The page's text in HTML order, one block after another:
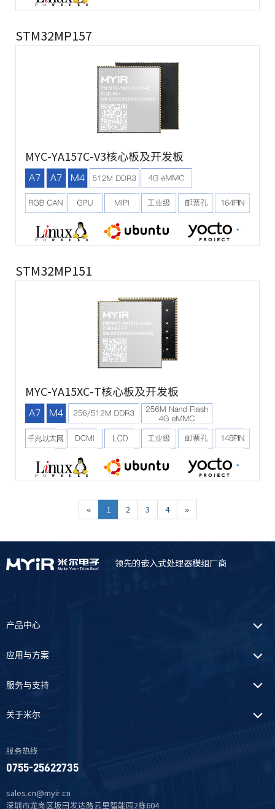
STM32MP157
MYC-YA157C-V3核心板及开发板
STM32MP151
MYC-YA15XC-T核心板及开发板
« 1 2 3 4 »
领先的嵌入式处理器模组厂商
产品中心
应用与方案
服务与支持
关于米尔
服务热线
0755-25622735
sales.cn@myir.cn
深圳市龙岗区坂田发达路云里智能园2栋604